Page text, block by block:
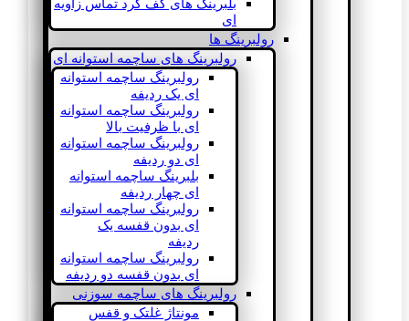
بلبرینگ های کف گرد تماس زاویه
ای
رولبرینگ ها
رولبرینگ های ساچمه استوانه ای
رولبرینگ ساچمه استوانه
ای یک ردیفه
رولبرینگ ساچمه استوانه
ای با ظرفیت بالا
رولبرینگ ساچمه استوانه
ای دو ردیفه
بلبرینگ ساچمه استوانه
ای چهار ردیفه
رولبرینگ ساچمه استوانه
ای بدون قفسه یک
ردیفه
رولبرینگ ساچمه استوانه
ای بدون قفسه دو ردیفه
رولبرینگ های ساچمه سوزنی
مونتاژ غلتک و قفس